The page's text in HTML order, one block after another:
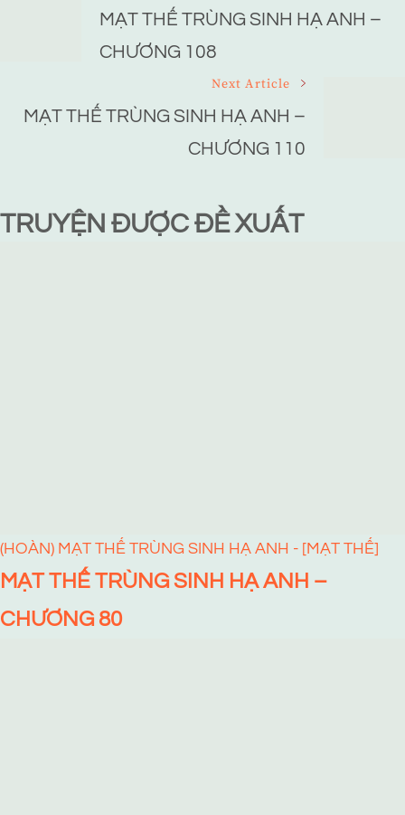
NavigationMẠT THẾ TRÙNG SINH HẠ ANH –
CHƯƠNG 108
Next Article
MẠT THẾ TRÙNG SINH HẠ ANH –
CHƯƠNG 110
TRUYỆN ĐƯỢC ĐỀ XUẤT
(HOÀN) MẠT THẾ TRÙNG SINH HẠ ANH - [MẠT THẾ]
MẠT THẾ TRÙNG SINH HẠ ANH –
CHƯƠNG 80